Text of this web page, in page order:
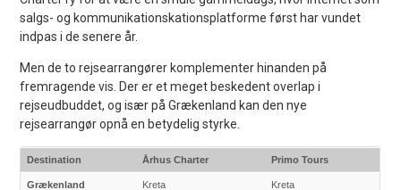
salgs- og kommunikationskationsplatforme først har vundet
indpas i de senere år.
Men de to rejsearrangører komplementer hinanden på
fremragende vis. Der er et meget beskedent overlap i
rejseudbuddet, og især på Grækenland kan den nye
rejsearrangør opnå en betydelig styrke.
Destination Århus Charter Primo Tours
Grækenland Kreta Kreta